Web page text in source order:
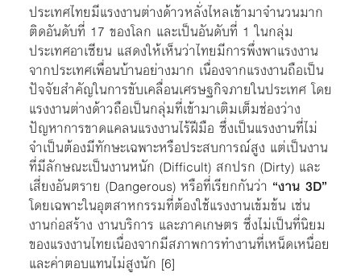
ประเทศไทยมีแรงงานต่างด้าวหลั่งไหลเข้ามาจำนวนมาก
ติดอันดับที่ 17 ของโลก และเป็นอันดับที่ 1 ในกลุ่ม
ประเทศอาเซียน แสดงให้เห็นว่าไทยมีการพึ่งพาแรงงาน
จากประเทศเพื่อนบ้านอย่างมาก เนื่องจากแรงงานถือเป็น
ปัจจัยสำคัญในการขับเคลื่อนเศรษฐกิจภายในประเทศ โดย
แรงงานต่างด้าวถือเป็นกลุ่มที่เข้ามาเติมเต็มช่องว่าง
ปัญหาการขาดแคลนแรงงานไร้ฝีมือ ซึ่งเป็นแรงงานที่ไม่
จำเป็นต้องมีทักษะเฉพาะหรือประสบการณ์สูง แต่เป็นงาน
ที่มีลักษณะเป็นงานหนัก (Difficult) สกปรก (Dirty) และ
เสี่ยงอันตราย (Dangerous) หรือที่เรียกกันว่า “งาน 3D”
โดยเฉพาะในอุตสาหกรรมที่ต้องใช้แรงงานเข้มข้น เช่น
งานก่อสร้าง งานบริการ และภาคเกษตร ซึ่งไม่เป็นที่นิยม
ของแรงงานไทยเนื่องจากมีสภาพการทำงานที่เหน็ดเหนื่อย
และค่าตอบแทนไม่สูงนัก [6]